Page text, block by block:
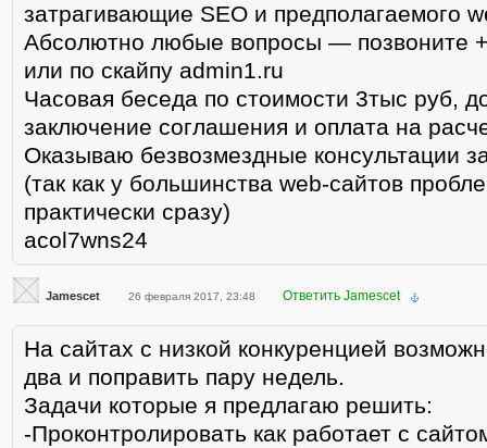
затрагивающие SEO и предполагаемого
Абсолютно любые вопросы — позвоните
или по скайпу admin1.ru
Часовая беседа по стоимости 3тыс руб,
заключение соглашения и оплата на
Оказываю безвозмездные консультации
(так как у большинства web-сайтов
практически сразу)
acol7wns24
Jamescet 26 февраля 2017, 23:48 Ответить Jamescet
На сайтах с низкой конкуренцией
два и поправить пару недель.
Задачи которые я предлагаю решить:
-Проконтролировать как работает с